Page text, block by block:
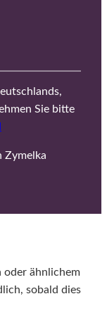
Sie bitte
Zymelka
oder ähnlichem
sobald dies